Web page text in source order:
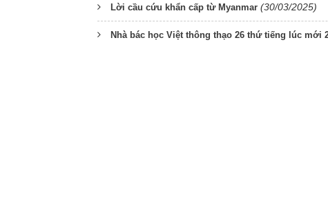
Lời cầu cứu khẩn cấp từ Myanmar (30/03/2025)
Nhà bác học Việt thông thạo 26 thứ tiếng lúc mới